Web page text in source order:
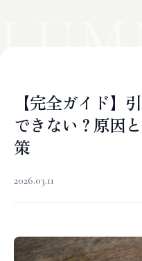
【完全ガイド】
できない？原因
策
2026.03.11